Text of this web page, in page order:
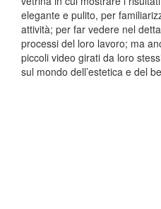
elegante e pulito, per
attività; per far vedere nel
processi del loro lavoro; ma
piccoli video girati da loro
sul mondo dell’estetica e del